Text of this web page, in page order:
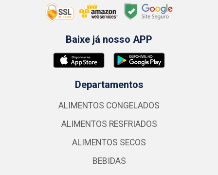
Baixe já nosso APP
Departamentos
ALIMENTOS CONGELADOS
ALIMENTOS RESFRIADOS
ALIMENTOS SECOS
BEBIDAS